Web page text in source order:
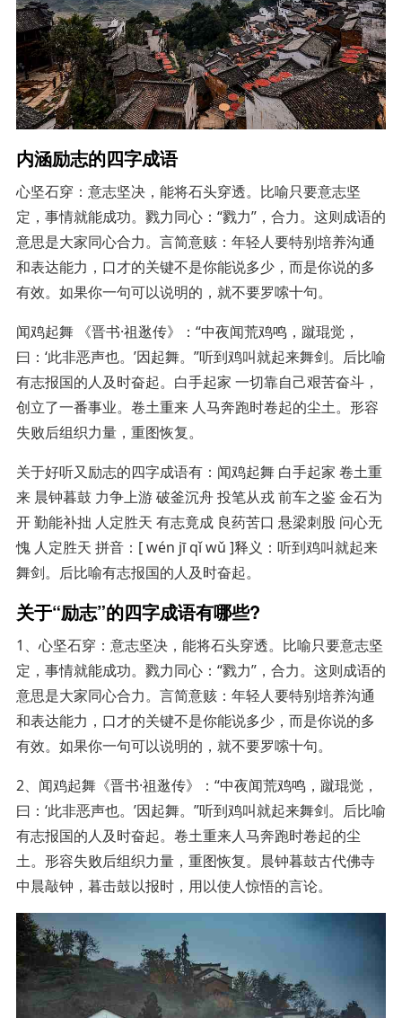
内涵励志的四字成语
心坚石穿：意志坚决，能将石头穿透。比喻只要意志坚
定，事情就能成功。戮力同心：“戮力”，合力。这则成语的
意思是大家同心合力。言简意赅：年轻人要特别培养沟通
和表达能力，口才的关键不是你能说多少，而是你说的多
有效。如果你一句可以说明的，就不要罗嗦十句。
闻鸡起舞 《晋书·祖逖传》：“中夜闻荒鸡鸣，蹴琨觉，
曰：‘此非恶声也。’因起舞。”听到鸡叫就起来舞剑。后比喻
有志报国的人及时奋起。白手起家 一切靠自己艰苦奋斗，
创立了一番事业。卷土重来 人马奔跑时卷起的尘土。形容
失败后组织力量，重图恢复。
关于好听又励志的四字成语有：闻鸡起舞 白手起家 卷土重
来 晨钟暮鼓 力争上游 破釜沉舟 投笔从戎 前车之鉴 金石为
开 勤能补拙 人定胜天 有志竟成 良药苦口 悬梁刺股 问心无
愧 人定胜天 拼音：[ wén jī qǐ wǔ ]释义：听到鸡叫就起来
舞剑。后比喻有志报国的人及时奋起。
关于“励志”的四字成语有哪些?
1、心坚石穿：意志坚决，能将石头穿透。比喻只要意志坚
定，事情就能成功。戮力同心：“戮力”，合力。这则成语的
意思是大家同心合力。言简意赅：年轻人要特别培养沟通
和表达能力，口才的关键不是你能说多少，而是你说的多
有效。如果你一句可以说明的，就不要罗嗦十句。
2、闻鸡起舞《晋书·祖逖传》：“中夜闻荒鸡鸣，蹴琨觉，
曰：‘此非恶声也。’因起舞。”听到鸡叫就起来舞剑。后比喻
有志报国的人及时奋起。卷土重来人马奔跑时卷起的尘
土。形容失败后组织力量，重图恢复。晨钟暮鼓古代佛寺
中晨敲钟，暮击鼓以报时，用以使人惊悟的言论。